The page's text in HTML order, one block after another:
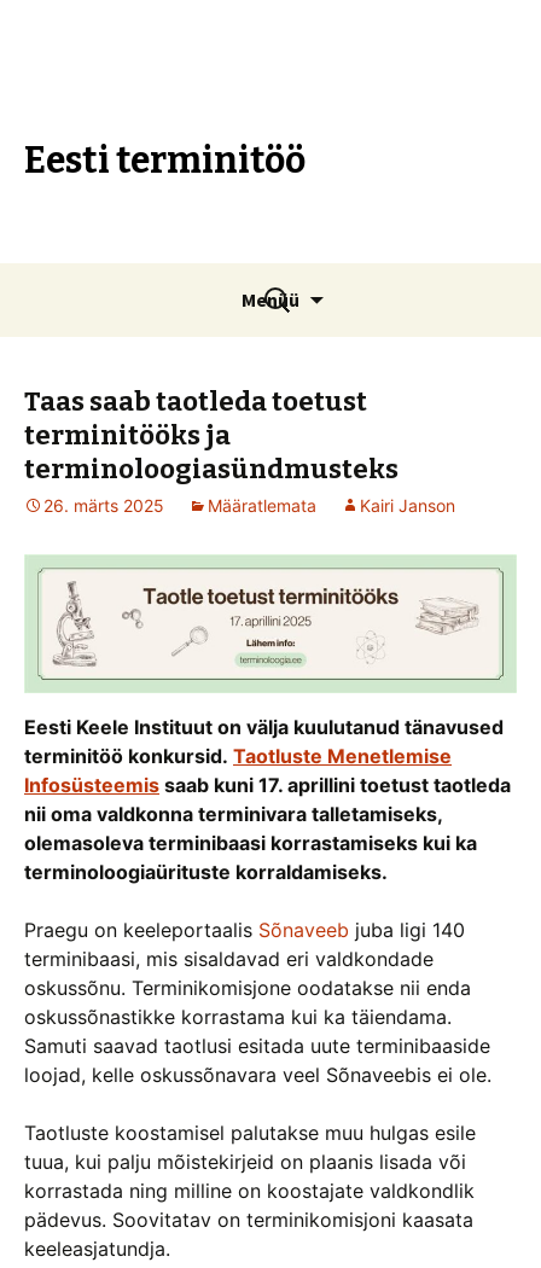
Eesti terminitöö
Menüü
juurde
Otsi:
Taas saab taotleda toetust
terminitööks ja
terminoloogiasündmusteks
26. märts 2025 Määratlemata Kairi Janson
Eesti Keele Instituut on välja kuulutanud tänavused
terminitöö konkursid. Taotluste Menetlemise
Infosüsteemis saab kuni 17. aprillini toetust taotleda
nii oma valdkonna terminivara talletamiseks,
olemasoleva terminibaasi korrastamiseks kui ka
terminoloogiaürituste korraldamiseks.
Praegu on keeleportaalis Sõnaveeb juba ligi 140
terminibaasi, mis sisaldavad eri valdkondade
oskussõnu. Terminikomisjone oodatakse nii enda
oskussõnastikke korrastama kui ka täiendama.
Samuti saavad taotlusi esitada uute terminibaaside
loojad, kelle oskussõnavara veel Sõnaveebis ei ole.
Taotluste koostamisel palutakse muu hulgas esile
tuua, kui palju mõistekirjeid on plaanis lisada või
korrastada ning milline on koostajate valdkondlik
pädevus. Soovitatav on terminikomisjoni kaasata
keeleasjatundja.